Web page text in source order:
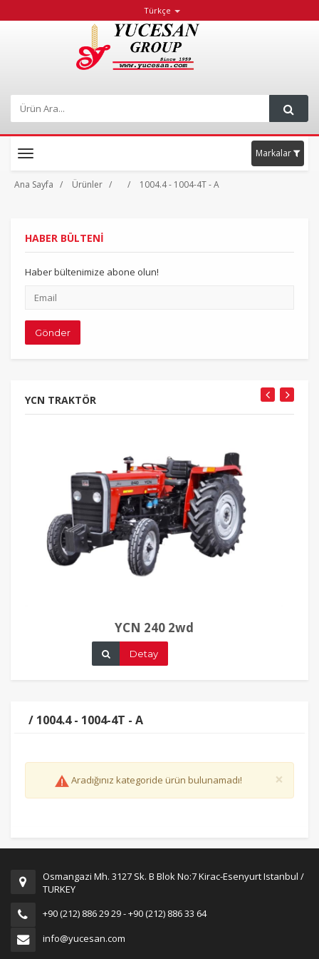
Türkçe
Toggle
Markalar
Ana Sayfa Ürünler 1004.4 - 1004-4T - A
HABER BÜLTENİ
Haber bültenimize abone olun!
adresiniz
Gönder
YCN TRAKTÖR
YCN 240 2wd
Detay
/ 1004.4 - 1004-4T - A
×
Aradığınız kategoride ürün bulunamadı!
Osmangazi Mh. 3127 Sk. B Blok No:7 Kirac-Esenyurt Istanbul /
TURKEY
+90 (212) 886 29 29 - +90 (212) 886 33 64
info@yucesan.com